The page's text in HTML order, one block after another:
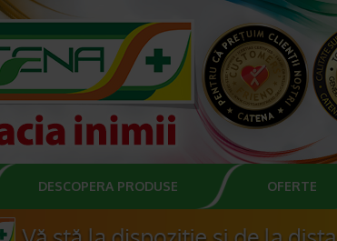
DESCOPERA PRODUSE OFERTE